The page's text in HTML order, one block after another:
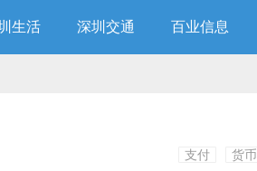
生活 深圳交通 百业信息
支付 货币